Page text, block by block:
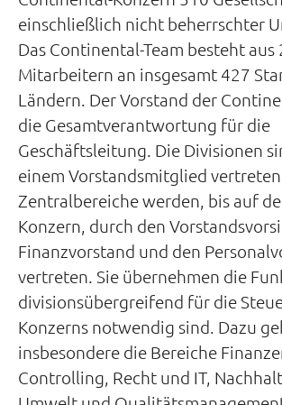
einschließlich nicht beherrschter
Das Continental-Team besteht aus
Mitarbeitern an insgesamt 427
Ländern. Der Vorstand der
die Gesamtverantwortung für die
Geschäftsleitung. Die Divisionen
einem Vorstandsmitglied
Zentralbereiche werden, bis auf
Konzern, durch den
Finanzvorstand und den
vertreten. Sie übernehmen die
divisionsübergreifend für die
Konzerns notwendig sind. Dazu
insbesondere die Bereiche
Controlling, Recht und IT,